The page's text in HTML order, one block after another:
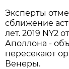
Эксперты
сближение
лет. 2019 NY2
Аполлона -
пересекают
Венеры.